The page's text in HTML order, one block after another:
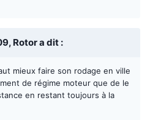
Rotor a dit :
mieux faire son rodage en ville
de régime moteur que de le
en restant toujours à la